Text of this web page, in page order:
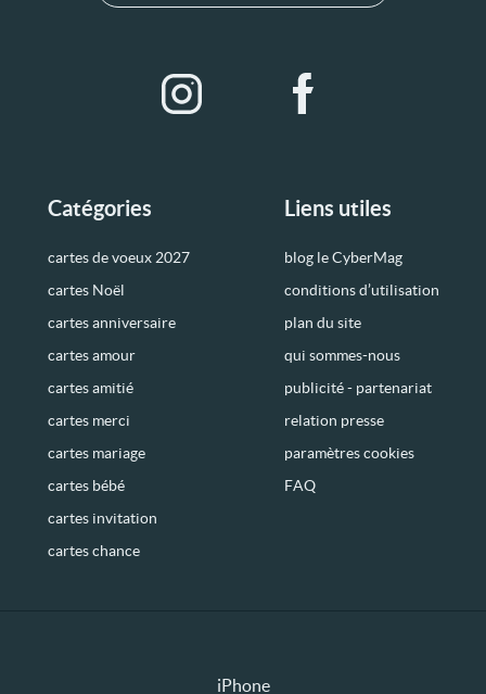
Catégories
cartes de voeux 2027
cartes Noël
cartes anniversaire
cartes amour
cartes amitié
cartes merci
cartes mariage
cartes bébé
cartes invitation
cartes chance
Liens utiles
blog le CyberMag
conditions d’utilisation
plan du site
qui sommes-nous
publicité - partenariat
relation presse
paramètres cookies
FAQ
iPhone